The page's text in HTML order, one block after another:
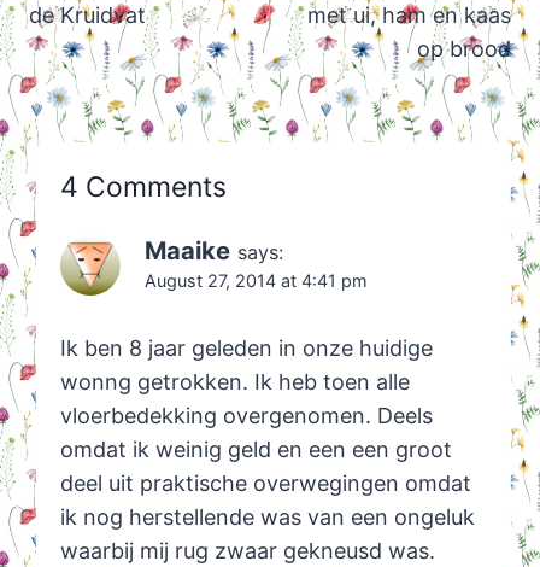
de Kruidvat
met ui, ham en kaas
op brood
4 Comments
Maaike says:
August 27, 2014 at 4:41 pm
Ik ben 8 jaar geleden in onze huidige
wonng getrokken. Ik heb toen alle
vloerbedekking overgenomen. Deels
omdat ik weinig geld en een een groot
deel uit praktische overwegingen omdat
ik nog herstellende was van een ongeluk
waarbij mij rug zwaar gekneusd was.